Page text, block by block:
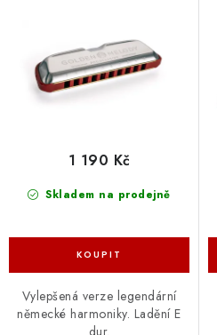
Skladem na prodejně
1 190 Kč
Vylepšená verze legendární
německé harmoniky. Ladění E
dur.